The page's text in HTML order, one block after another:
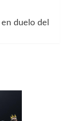
duelo del